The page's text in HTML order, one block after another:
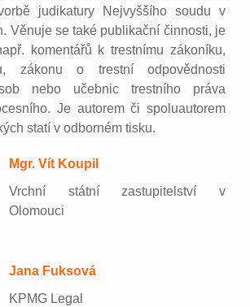
judikatury Nejvyššího soudu v
Věnuje se také publikační činnosti, je
komentářů k trestnímu zákoníku,
zákonu o trestní odpovědnosti
nebo učebnic trestního práva
Je autorem či spoluautorem
statí v odborném tisku.
Mgr. Vít Koupil
Vrchní státní zastupitelství v
Olomouci
Jana Fuksová
KPMG Legal